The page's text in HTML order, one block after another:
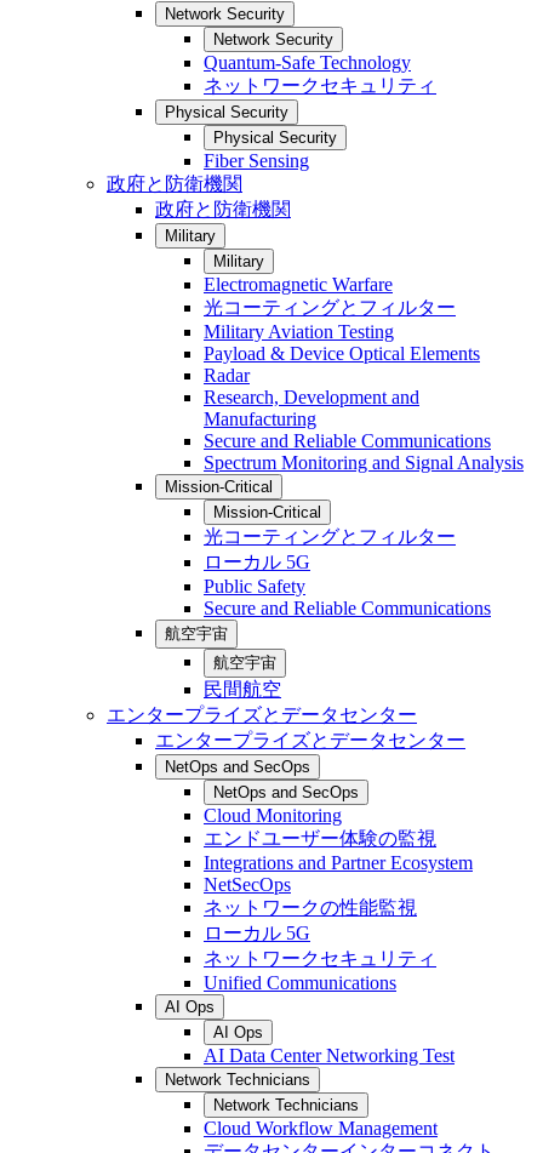
Network Security
Network Security
Quantum-Safe Technology
ネットワークセキュリティ
Physical Security
Physical Security
Fiber Sensing
政府と防衛機関
政府と防衛機関
Military
Military
Electromagnetic Warfare
光コーティングとフィルター
Military Aviation Testing
Payload & Device Optical Elements
Radar
Research, Development and
Manufacturing
Secure and Reliable Communications
Spectrum Monitoring and Signal Analysis
Mission-Critical
Mission-Critical
光コーティングとフィルター
ローカル 5G
Public Safety
Secure and Reliable Communications
航空宇宙
航空宇宙
民間航空
エンタープライズとデータセンター
エンタープライズとデータセンター
NetOps and SecOps
NetOps and SecOps
Cloud Monitoring
エンドユーザー体験の監視
Integrations and Partner Ecosystem
NetSecOps
ネットワークの性能監視
ローカル 5G
ネットワークセキュリティ
Unified Communications
AI Ops
AI Ops
AI Data Center Networking Test
Network Technicians
Network Technicians
Cloud Workflow Management